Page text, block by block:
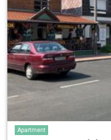
Apartment